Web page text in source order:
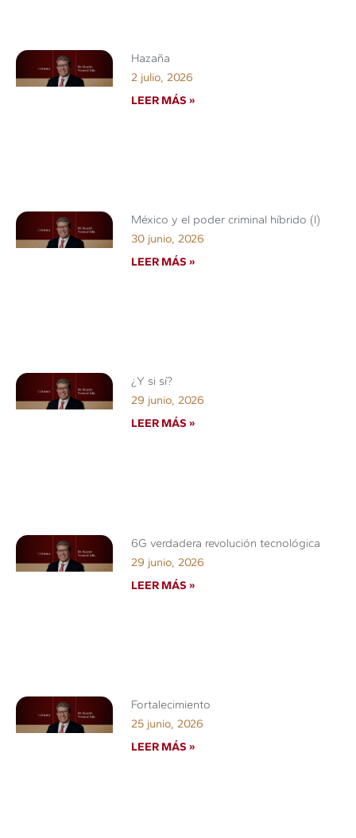
Hazaña
2 julio, 2026
LEER MÁS »
México y el poder criminal híbrido (I)
30 junio, 2026
LEER MÁS »
¿Y si sí?
29 junio, 2026
LEER MÁS »
6G verdadera revolución tecnológica
29 junio, 2026
LEER MÁS »
Fortalecimiento
25 junio, 2026
LEER MÁS »